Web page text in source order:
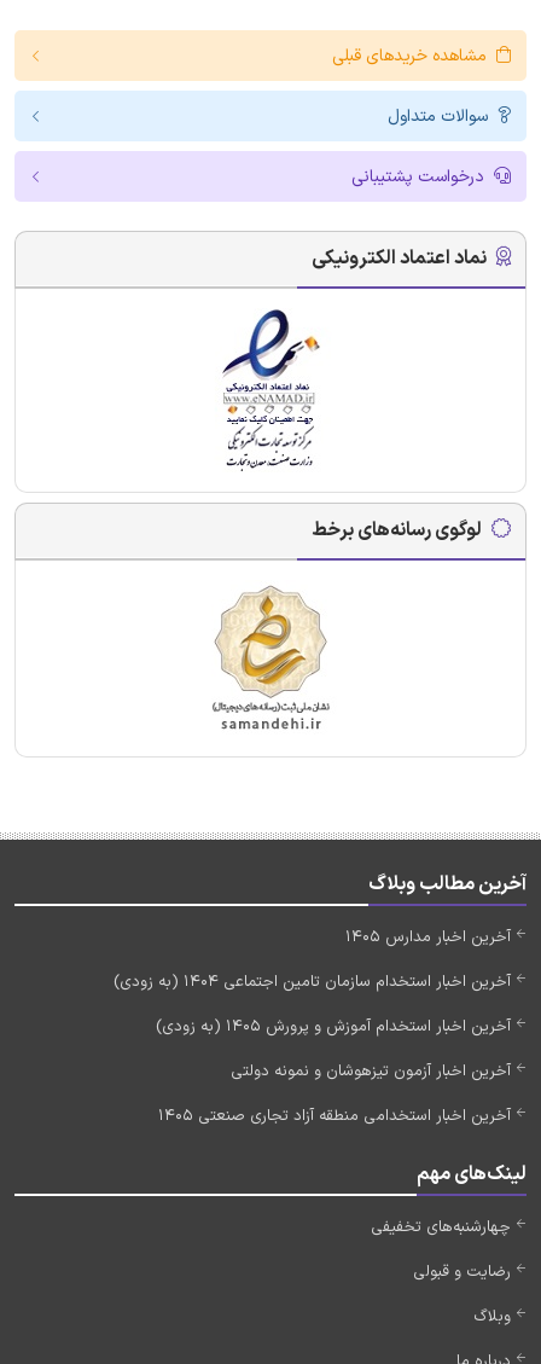
مشاهده خریدهای قبلی
سوالات متداول
درخواست پشتیبانی
نماد اعتماد الکترونیکی
لوگوی رسانه‌های برخط
آخرین مطالب وبلاگ
آخرین اخبار مدارس 1405
آخرین اخبار استخدام سازمان تامین اجتماعی 1404 (به زودی)
آخرین اخبار استخدام آموزش و پرورش 1405 (به زودی)
آخرین اخبار آزمون تیزهوشان و نمونه دولتی
آخرین اخبار استخدامی منطقه آزاد تجاری صنعتی 1405
لینک‌های مهم
چهارشنبه‌های تخفیفی
رضایت و قبولی
وبلاگ